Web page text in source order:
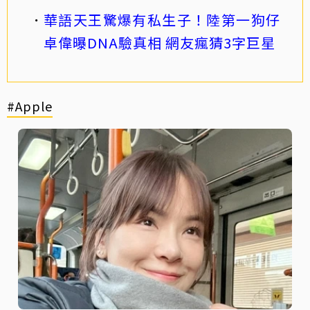
華語天王驚爆有私生子！陸第一狗仔
卓偉曝DNA驗真相 網友瘋猜3字巨星
#Apple